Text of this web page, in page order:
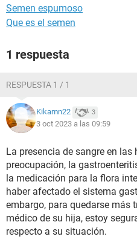
Semen espumoso
Que es el semen
1 respuesta
RESPUESTA 1 / 1
Kikamn22 3
3 oct 2023 a las 09:59
La presencia de sangre en
preocupación, la
la medicación para la flora
haber afectado el sistema
embargo, para quedarse más
médico de su hija, estoy
respecto a su situación.